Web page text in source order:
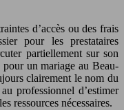
d’accès ou des frais
pour les prestataires
partiellement sur son
un mariage au Beau-
clairement le nom du
professionnel d’estimer
ressources nécessaires.